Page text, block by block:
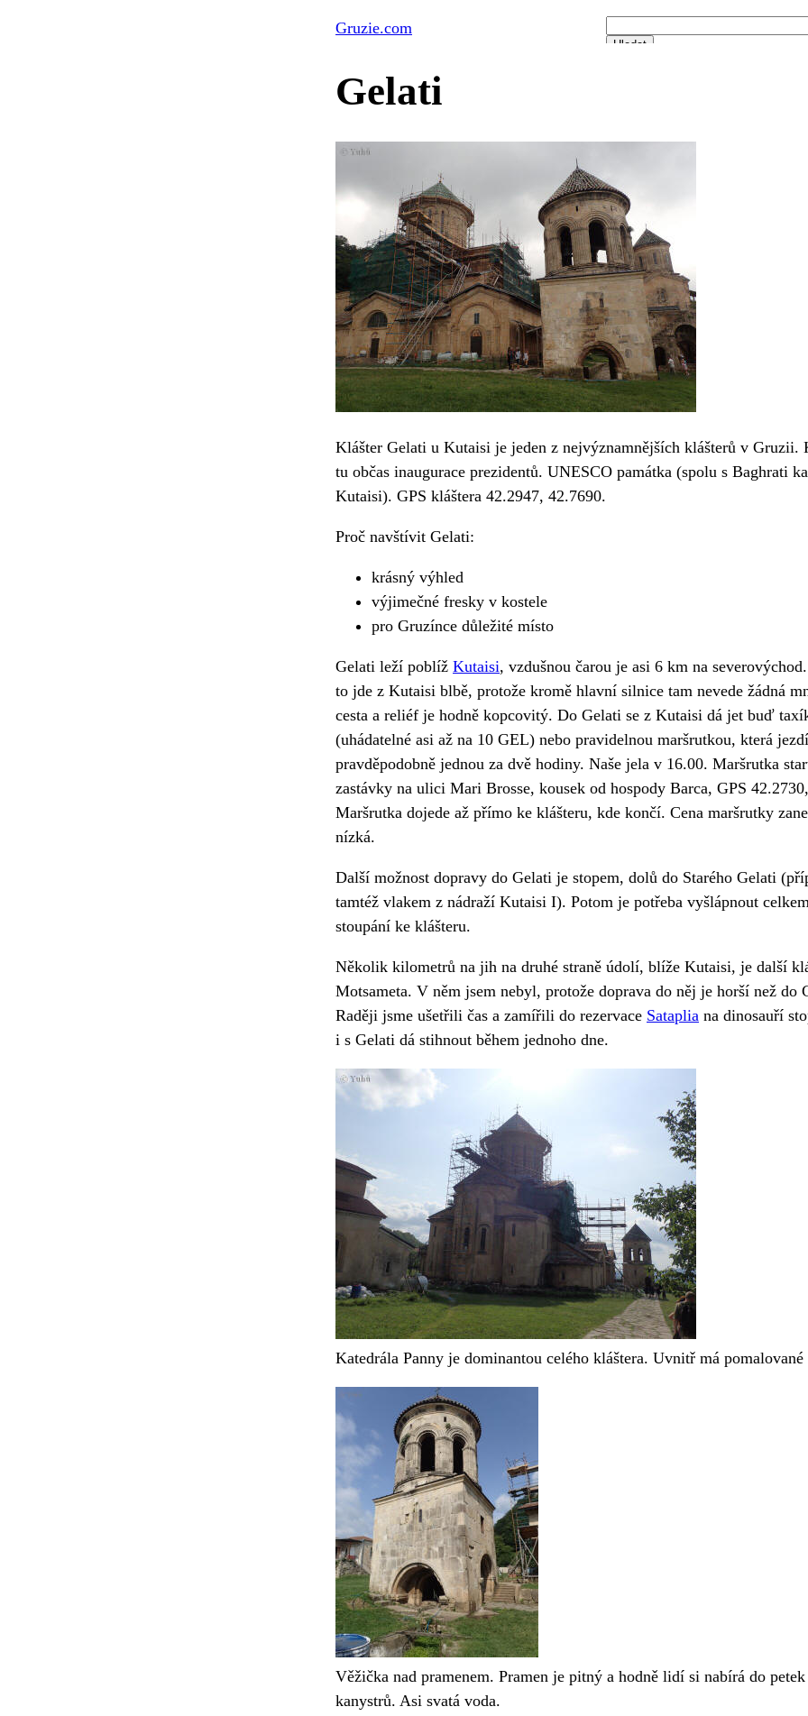
Gruzie.com
Gelati
Klášter Gelati u Kutaisi je jeden z nejvýznamnějších klášterů v Gruzii.
tu občas inaugurace prezidentů. UNESCO památka (spolu s Baghrati
Kutaisi). GPS kláštera 42.2947, 42.7690.
Proč navštívit Gelati:
krásný výhled
výjimečné fresky v kostele
pro Gruzínce důležité místo
Gelati leží poblíž Kutaisi, vzdušnou čarou je asi 6 km na
to jde z Kutaisi blbě, protože kromě hlavní silnice tam nevede žádná
cesta a reliéf je hodně kopcovitý. Do Gelati se z Kutaisi dá jet buď
(uhádatelné asi až na 10 GEL) nebo pravidelnou maršrutkou, která jezdí
pravděpodobně jednou za dvě hodiny. Naše jela v 16.00. Maršrutka
zastávky na ulici Mari Brosse, kousek od hospody Barca, GPS
Maršrutka dojede až přímo ke klášteru, kde končí. Cena maršrutky
nízká.
Další možnost dopravy do Gelati je stopem, dolů do Starého Gelati
tamtéž vlakem z nádraží Kutaisi I). Potom je potřeba vyšlápnout
stoupání ke klášteru.
Několik kilometrů na jih na druhé straně údolí, blíže Kutaisi, je další
Motsameta. V něm jsem nebyl, protože doprava do něj je horší než do
Raději jsme ušetřili čas a zamířili do rezervace Sataplia na dinosauří
i s Gelati dá stihnout během jednoho dne.
Katedrála Panny je dominantou celého kláštera. Uvnitř má
Věžička nad pramenem. Pramen je pitný a hodně lidí si nabírá do petek
kanystrů. Asi svatá voda.